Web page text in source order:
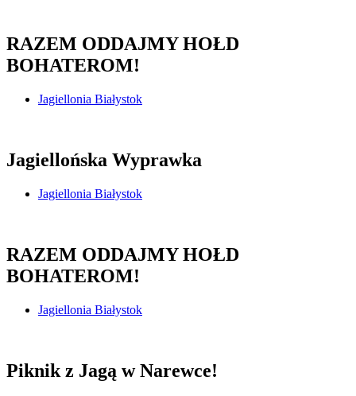
RAZEM ODDAJMY HOŁD
BOHATEROM!
Jagiellonia Białystok
Jagiellońska Wyprawka
Jagiellonia Białystok
RAZEM ODDAJMY HOŁD
BOHATEROM!
Jagiellonia Białystok
Piknik z Jagą w Narewce!